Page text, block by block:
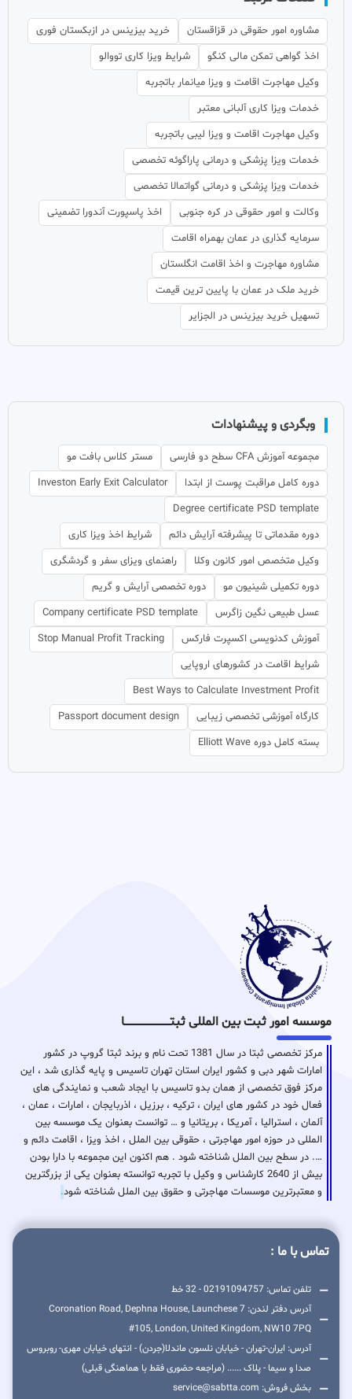
مشاوره امور حقوقی در قزاقستان
خرید بیزینس در ازبکستان فوری
اخذ گواهی تمکن مالی کنگو
شرایط ویزا کاری تووالو
وکیل مهاجرت اقامت و ویزا میانمار باتجربه
خدمات ویزا کاری آلبانی معتبر
وکیل مهاجرت اقامت و ویزا لیبی باتجربه
خدمات ویزا پزشکی و درمانی پاراگوئه تخصصی
خدمات ویزا پزشکی و درمانی گواتمالا تخصصی
وکالت و امور حقوقی در کره جنوبی
اخذ پاسپورت آندورا تضمینی
سرمایه گذاری در عمان بهمراه اقامت
مشاوره مهاجرت و اخذ اقامت انگلستان
خرید ملک در عمان با پایین ترین قیمت
تسهیل خرید بیزینس در الجزایر
وبگردی و پیشنهادات
مجموعه آموزش CFA سطح دو فارسی
مستر کلاس بافت مو
دوره کامل مراقبت پوست از ابتدا
Investon Early Exit Calculator
Degree certificate PSD template
دوره مقدماتی تا پیشرفته آرایش دائم
شرایط اخذ ویزا کاری
وکیل متخصص امور کانون وکلا
راهنمای ویزای سفر و گردشگری
دوره تکمیلی شینیون مو
دوره تخصصی آرایش و گریم
عسل طبیعی نگین زاگرس
Company certificate PSD template
آموزش کدنویسی اکسپرت فارکس
Stop Manual Profit Tracking
شرایط اقامت در کشورهای اروپایی
Best Ways to Calculate Investment Profit
کارگاه آموزشی تخصصی زیبایی
Passport document design
بسته کامل دوره Elliott Wave
موسسه امور ثبت بین المللی ثبتـــــــــــــــــــــــــــــا
مرکز تخصصی ثبتا در سال 1381 تحت نام و برند ثبتا گروپ در کشور
امارات شهر دبی و کشور ایران استان تهران تاسیس و پایه گذاری شد ، این
مرکز فوق تخصصی از همان بدو تاسیس با ایجاد شعب و نمایندگی های
فعال خود در کشور های ایران ، ترکیه ، برزیل ، اذربایجان ، امارات ، عمان ،
آلمان ، استرالیا ، آمریکا ، بریتانیا و … توانست بعنوان یک موسسه بین
المللی در حوزه امور مهاجرتی ، حقوقی بین الملل ، اخذ ویزا ، اقامت دائم و
…. در سطح بین الملل شناخته شود . هم اکنون این مجموعه با دارا بودن
بیش از 2640 کارشناس و وکیل با تجربه توانسته بعنوان یکی از بزرگترین
و معتبرترین موسسات مهاجرتی و حقوق بین الملل شناخته شود.
تماس با ما :
تلفن تماس: 02191094757 - 32 خط
آدرس دفتر لندن: 7 Coronation Road, Dephna House, Launchese
#105, London, United Kingdom, NW10 7PQ
آدرس: ایران-تهران - خیابان نلسون ماندلا(جردن) - انتهای خیابان مهری- روبروس
صدا و سیما - پلاک ...... (مراجعه حضوری فقط با هماهنگی قبلی)
بخش فروش: service@sabtta.com